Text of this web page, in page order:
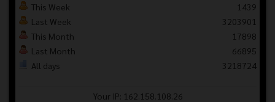
This Week
Last Week
This Month
Last Month
All days
1439
3203901
17898
66895
3218724
Your IP: 162.158.108.26